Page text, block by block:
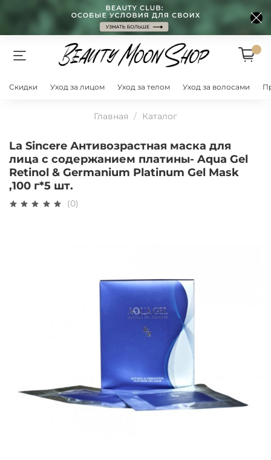
Скидки Уход за лицом Уход за телом Уход за волосами
Главная Каталог
La Sincere Антивозрастная маска для
лица с содержанием платины- Aqua Gel
Retinol & Germanium Platinum Gel Mask
,100 г*5 шт.
(0)